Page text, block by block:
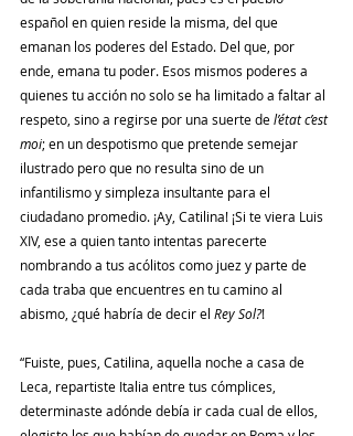
español en quien reside la misma, del que
emanan los poderes del Estado. Del que, por
ende, emana tu poder. Esos mismos poderes a
quienes tu acción no solo se ha limitado a faltar al
respeto, sino a regirse por una suerte de l’état c’est
moi; en un despotismo que pretende semejar
ilustrado pero que no resulta sino de un
infantilismo y simpleza insultante para el
ciudadano promedio. ¡Ay, Catilina! ¡Si te viera Luis
XIV, ese a quien tanto intentas parecerte
nombrando a tus acólitos como juez y parte de
cada traba que encuentres en tu camino al
abismo, ¿qué habría de decir el Rey Sol?!
“Fuiste, pues, Catilina, aquella noche a casa de
Leca, repartiste Italia entre tus cómplices,
determinaste adónde debía ir cada cual de ellos,